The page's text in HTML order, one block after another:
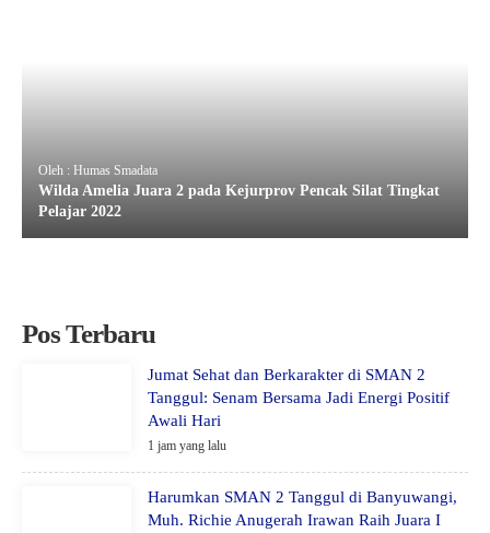
Oleh : Humas Smadata
Wilda Amelia Juara 2 pada Kejurprov Pencak Silat Tingkat
Pelajar 2022
Pos Terbaru
Jumat Sehat dan Berkarakter di SMAN 2
Tanggul: Senam Bersama Jadi Energi Positif
Awali Hari
1 jam yang lalu
Harumkan SMAN 2 Tanggul di Banyuwangi,
Muh. Richie Anugerah Irawan Raih Juara I